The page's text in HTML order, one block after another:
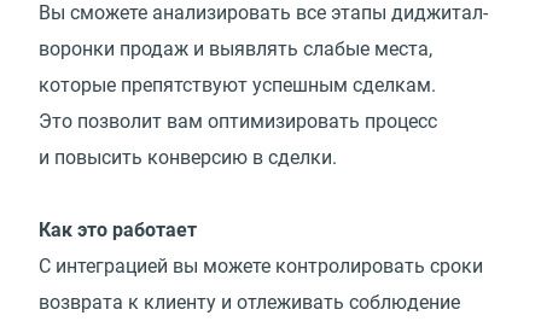
Вы сможете анализировать все этапы диджитал-
воронки продаж и выявлять слабые места,
которые препятствуют успешным сделкам.
Это позволит вам оптимизировать процесс
и повысить конверсию в сделки.
Как это работает
С интеграцией вы можете контролировать сроки
возврата к клиенту и отлеживать соблюдение